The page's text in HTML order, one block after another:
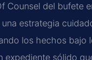
Counsel del bufete
estrategia
los hechos bajo
expediente sólido